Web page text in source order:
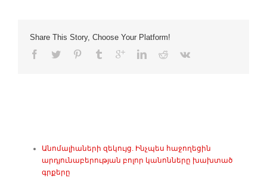
Share This Story, Choose Your Platform!
Անոմալիաների զեկույց. Ինչպես հաջողեցին
արդյունաբերության բոլոր կանոնները խախտած
գրքերը